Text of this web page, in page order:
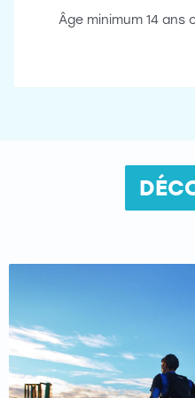
Âge minimum 14 ans